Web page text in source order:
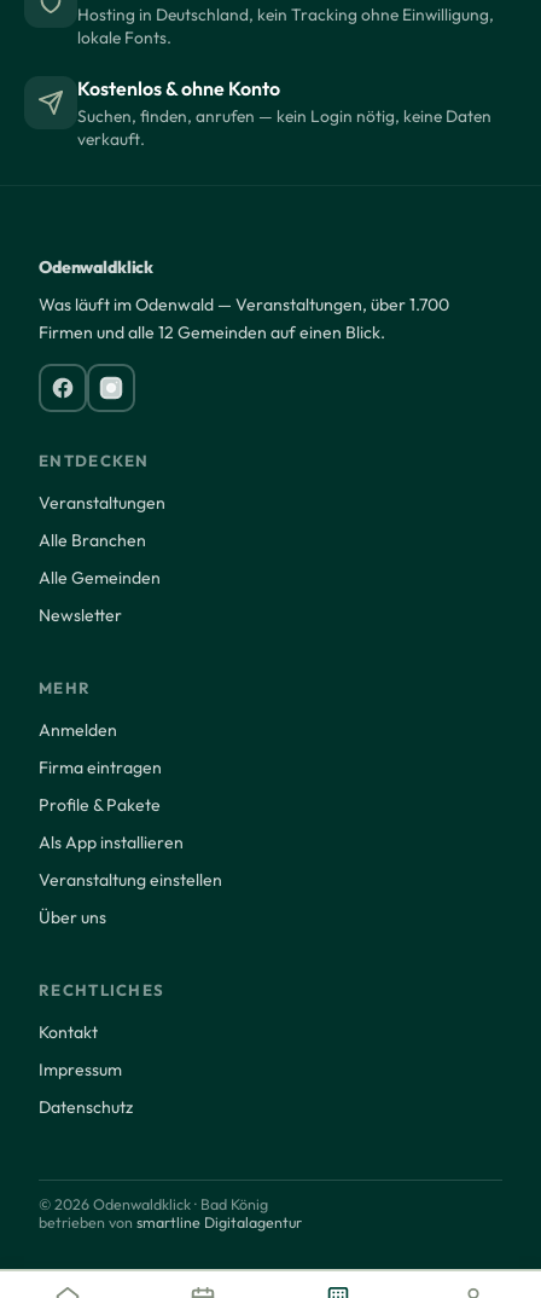
Hosting in Deutschland, kein Tracking ohne Einwilligung,
lokale Fonts.
Kostenlos & ohne Konto
Suchen, finden, anrufen — kein Login nötig, keine Daten
verkauft.
Odenwaldklick
Was läuft im Odenwald — Veranstaltungen, über 1.700
Firmen und alle 12 Gemeinden auf einen Blick.
ENTDECKEN
Veranstaltungen
Alle Branchen
Alle Gemeinden
Newsletter
MEHR
Anmelden
Firma eintragen
Profile & Pakete
Als App installieren
Veranstaltung einstellen
Über uns
RECHTLICHES
Kontakt
Impressum
Datenschutz
© 2026 Odenwaldklick · Bad König
betrieben von smartline Digitalagentur